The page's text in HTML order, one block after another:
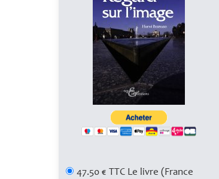
47.50 € TTC Le livre (France